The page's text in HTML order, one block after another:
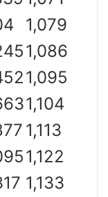
1,079
1,086
1,095
1,104
1,113
1,122
1,133